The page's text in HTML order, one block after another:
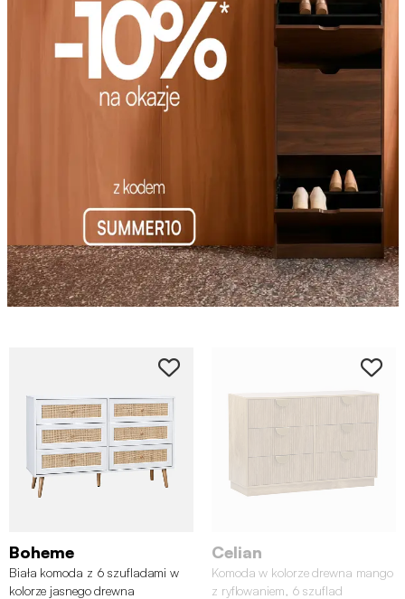
Boheme
Biała komoda z 6 szufladami w
kolorze jasnego drewna
Celian
Komoda w kolorze drewna mango
z ryflowaniem, 6 szuflad